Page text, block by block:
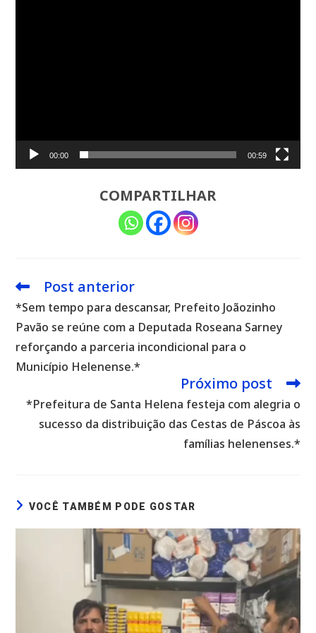
00:00 00:59
COMPARTILHAR
Leia
artigos
Post anterior
*Sem tempo para descansar, Prefeito Joãozinho
Pavão se reúne com a Deputada Roseana Sarney
reforçando a parceria incondicional para o
Município Helenense.*
Próximo post
*Prefeitura de Santa Helena festeja com alegria o
sucesso da distribuição das Cestas de Páscoa às
famílias helenenses.*
VOCÊ TAMBÉM PODE GOSTAR